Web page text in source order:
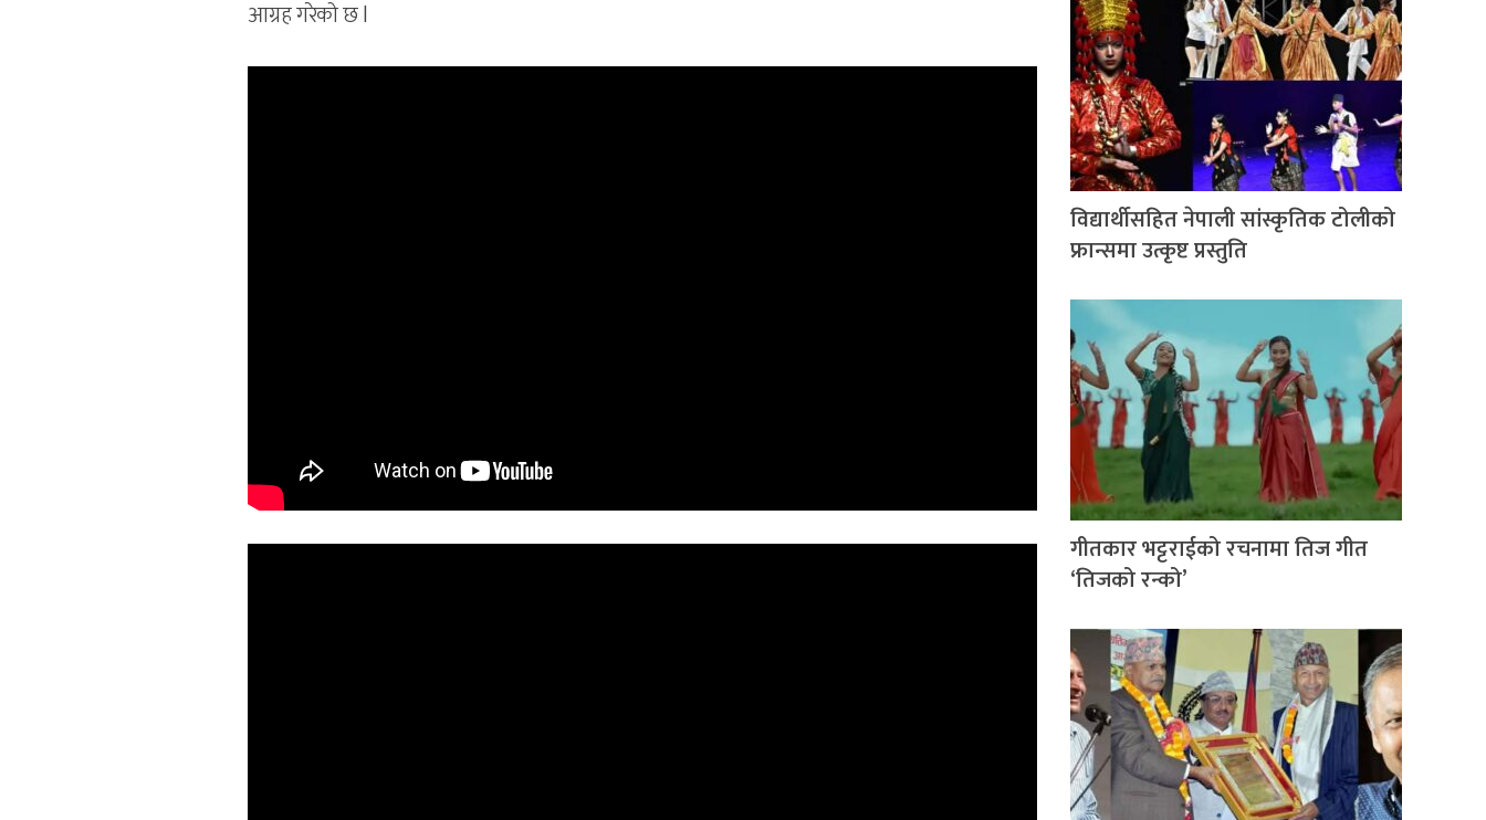
आग्रह गरेको छ l
विद्यार्थीसहित नेपाली सांस्कृतिक टोलीको
फ्रान्समा उत्कृष्ट प्रस्तुति
गीतकार भट्टराईको रचनामा तिज गीत
‘तिजको रन्को’